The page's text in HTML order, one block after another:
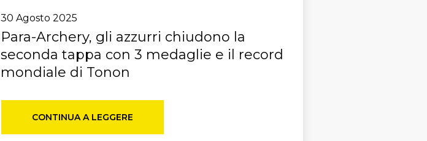
30 Agosto 2025
Para-Archery, gli azzurri chiudono la
seconda tappa con 3 medaglie e il record
mondiale di Tonon
CONTINUA A LEGGERE